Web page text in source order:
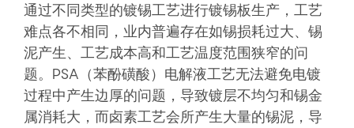
通过不同类型的镀锡工艺进行镀锡板生产，工艺
难点各不相同，业内普遍存在如锡损耗过大、锡
泥产生、工艺成本高和工艺温度范围狭窄的问
题。PSA（苯酚磺酸）电解液工艺无法避免电镀
过程中产生边厚的问题，导致镀层不均匀和锡金
属消耗大，而卤素工艺会所产生大量的锡泥，导